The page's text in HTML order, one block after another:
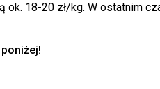
ok. 18-20 zł/kg. W ostatnim